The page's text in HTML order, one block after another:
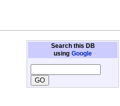
Search this DB
using Google